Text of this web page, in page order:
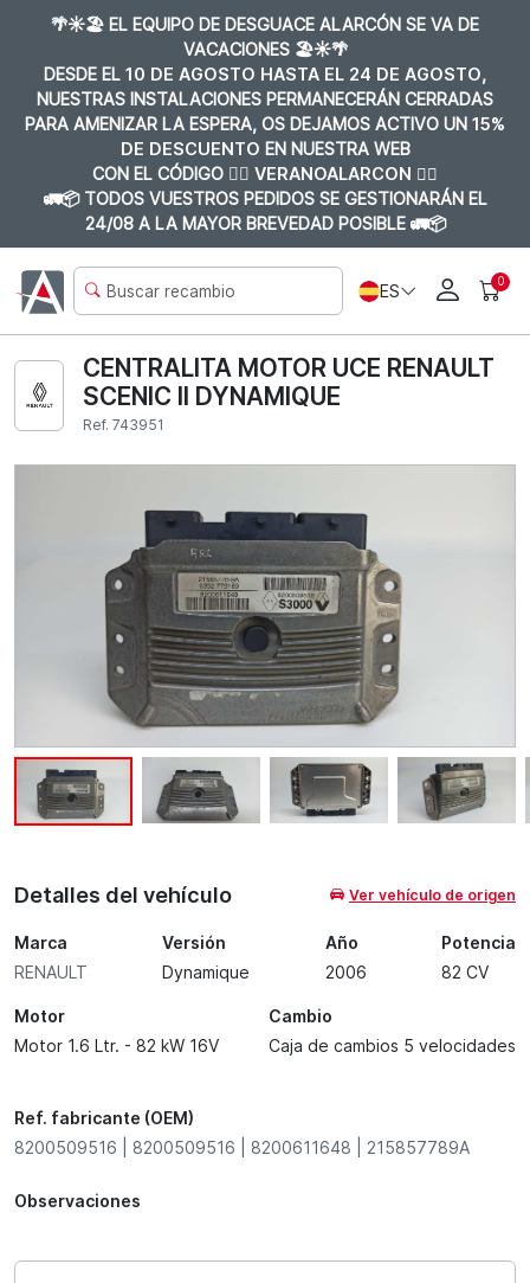
🌴☀️🏖️ EL EQUIPO DE DESGUACE ALARCÓN SE VA DE
VACACIONES 🏖️☀️🌴
DESDE EL 10 DE AGOSTO HASTA EL 24 DE AGOSTO,
NUESTRAS INSTALACIONES PERMANECERÁN CERRADAS
PARA AMENIZAR LA ESPERA, OS DEJAMOS ACTIVO UN 15%
DE DESCUENTO EN NUESTRA WEB
CON EL CÓDIGO 👉🏼 VERANOALARCON 👈🏼
🚛📦 TODOS VUESTROS PEDIDOS SE GESTIONARÁN EL
24/08 A LA MAYOR BREVEDAD POSIBLE 🚛📦
ES 0
CENTRALITA MOTOR UCE RENAULT
SCENIC II DYNAMIQUE
Ref. 743951
Detalles del vehículo Ver vehículo de origen
Marca
RENAULT
Versión
Dynamique
Año
2006
Potencia
82 CV
Motor
Motor 1.6 Ltr. - 82 kW 16V
Cambio
Caja de cambios 5 velocidades
Ref. fabricante (OEM)
8200509516 | 8200509516 | 8200611648 | 215857789A
Observaciones